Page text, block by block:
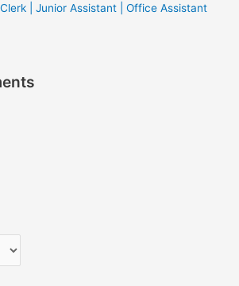
| Junior Assistant | Office Assistant